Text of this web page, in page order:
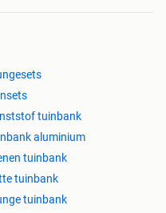
tuinbank
aluminium
tuinbank
tuinbank
tuinbank